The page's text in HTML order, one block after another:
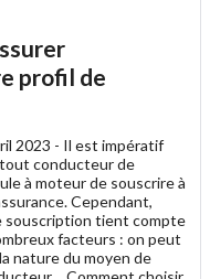
profil de
2023 - Il est impératif
conducteur de
à moteur de souscrire à
Cependant,
souscription tient compte
facteurs : on peut
nature du moyen de